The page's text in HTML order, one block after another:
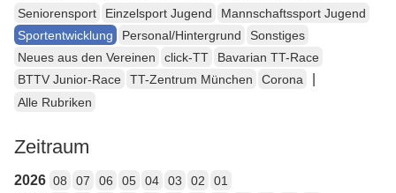
Seniorensport
Einzelsport Jugend
Mannschaftssport Jugend
Sportentwicklung
Personal/Hintergrund
Sonstiges
Neues aus den Vereinen
click-TT
Bavarian TT-Race
BTTV Junior-Race
TT-Zentrum München Corona
Alle Rubriken
Zeitraum
2026 08 07 06 05 04 03 02 01